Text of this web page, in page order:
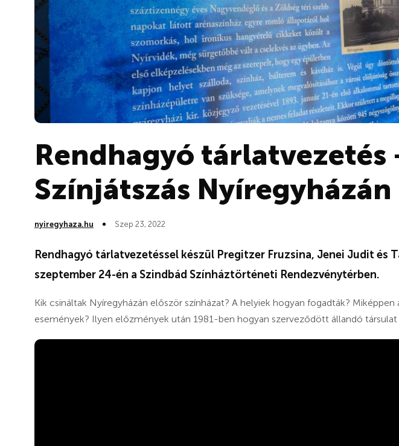
Rendhagyó tárlatvezetés
Színjátszás Nyíregyházán
nyiregyhaza.hu Szep 23, 2022
Rendhagyó tárlatvezetéssel készül Pregitzer Fruzsina, Jenei Judit és
szeptember 24-én a Szindbád Színháztörténeti Rendezvénytérben.
Kik csináltak Nyíregyházán először színházat? A helyiek hogyan fogadták? Miképpen
események? Ilyen előzmények után 1981-ben hogyan szerveződött állandó társulat